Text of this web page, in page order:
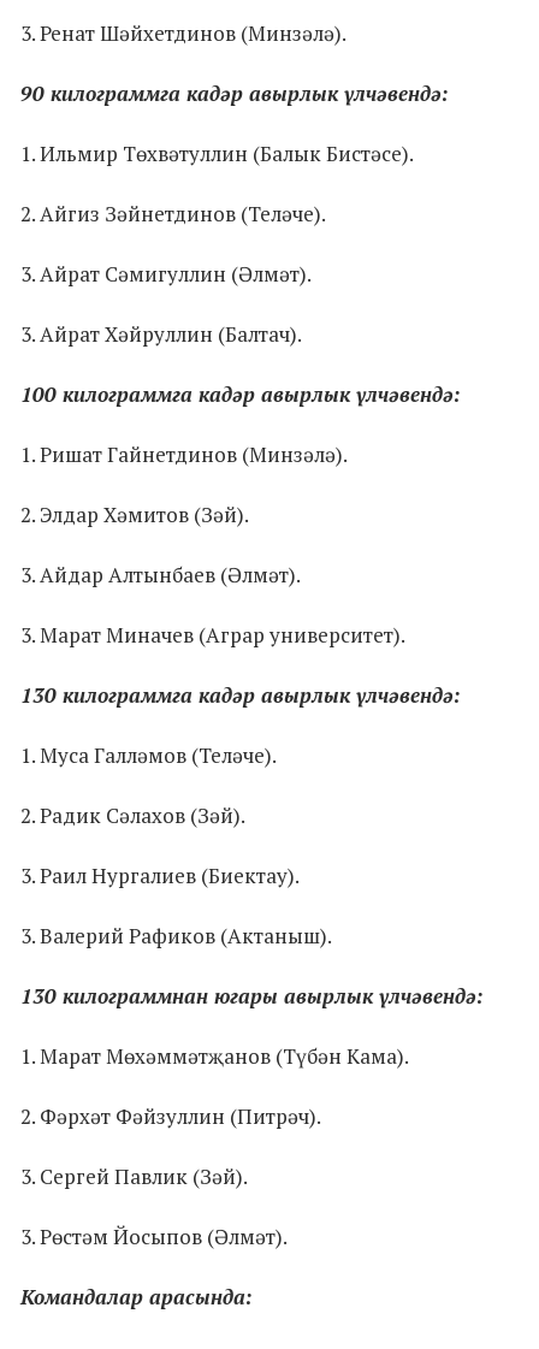
3. Ренат Шәйхетдинов (Минзәлә).
90 килограммга кадәр авырлык үлчәвендә:
1. Ильмир Төхвәтуллин (Балык Бистәсе).
2. Айгиз Зәйнетдинов (Теләче).
3. Айрат Сәмигуллин (Әлмәт).
3. Айрат Хәйруллин (Балтач).
100 килограммга кадәр авырлык үлчәвендә:
1. Ришат Гайнетдинов (Минзәлә).
2. Элдар Хәмитов (Зәй).
3. Айдар Алтынбаев (Әлмәт).
3. Марат Миначев (Аграр университет).
130 килограммга кадәр авырлык үлчәвендә:
1. Муса Галләмов (Теләче).
2. Радик Сәлахов (Зәй).
3. Раил Нургалиев (Биектау).
3. Валерий Рафиков (Актаныш).
130 килограммнан югары авырлык үлчәвендә:
1. Марат Мөхәммәтҗанов (Түбән Кама).
2. Фәрхәт Фәйзуллин (Питрәч).
3. Сергей Павлик (Зәй).
3. Рөстәм Йосыпов (Әлмәт).
Командалар арасында: